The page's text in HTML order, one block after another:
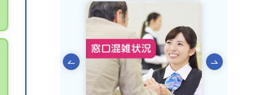
前のスライドを表示